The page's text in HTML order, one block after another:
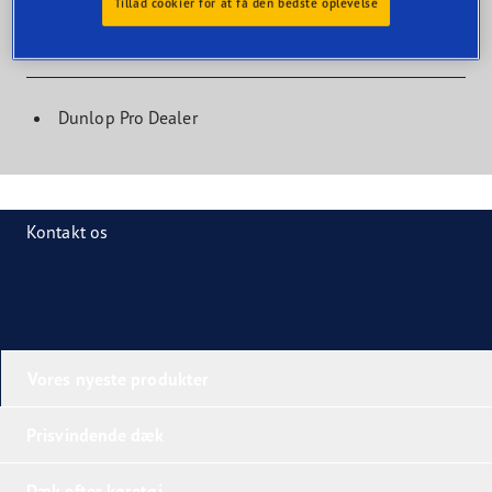
Motorcycle Dealer Features
Dunlop Pro Dealer
Kontakt os
Tillad cookier for at få den bedste oplevelse